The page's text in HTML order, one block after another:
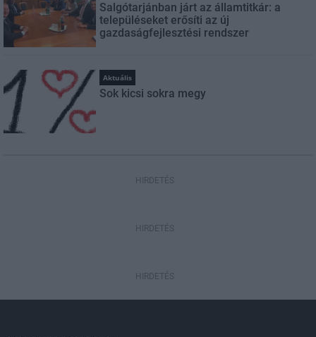
Salgótarjánban járt az államtitkár: a
településeket erősíti az új
gazdaságfejlesztési rendszer
Aktuális
Sok kicsi sokra megy
HIRDETÉS
HIRDETÉS
HIRDETÉS